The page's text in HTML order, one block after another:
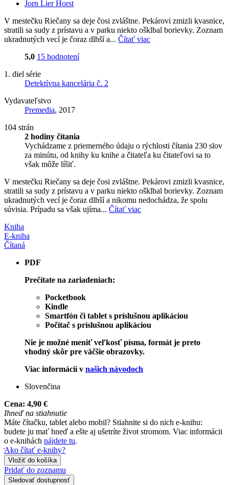
Jorn Lier Horst
V mestečku Riečany sa deje čosi zvláštne. Pekárovi zmizli kvasnice,
stratili sa sudy z prístavu a v parku niekto ošklbal borievky. Zoznam
ukradnutých vecí je čoraz dlhší a... Čítať viac
5,0 15 hodnotení
1. diel série
Detektívna kancelária č. 2
Vydavateľstvo
Premedia, 2017
104 strán
2 hodiny čítania
Vychádzame z priemerného údaju o rýchlosti čítania 230 slov
za minútu, od knihy ku knihe a čitateľa ku čitateľovi sa to
však môže líšiť.
V mestečku Riečany sa deje čosi zvláštne. Pekárovi zmizli kvasnice,
stratili sa sudy z prístavu a v parku niekto ošklbal borievky. Zoznam
ukradnutých vecí je čoraz dlhší a nikomu nedochádza, že spolu
súvisia. Prípadu sa však ujíma... Čítať viac
Kniha
E-kniha
Čítaná
PDF
Prečítate na zariadeniach:
Pocketbook
Kindle
Smartfón či tablet s príslušnou aplikáciou
Počítač s príslušnou aplikáciou
Nie je možné meniť veľkosť písma, formát je preto
vhodný skôr pre väčšie obrazovky.
Viac informácií v našich návodoch
Slovenčina
Cena: 4,90 €
Ihneď na stiahnutie
Máte čítačku, tablet alebo mobil? Stiahnite si do nich e-knihu:
budete ju mať hneď a ešte aj ušetríte život stromom. Viac informácii
o e-knihách nájdete tu.
Ako čítať e-knihy?
Vložiť do košíka
Pridať do zoznamu
Sledovať dostupnosť